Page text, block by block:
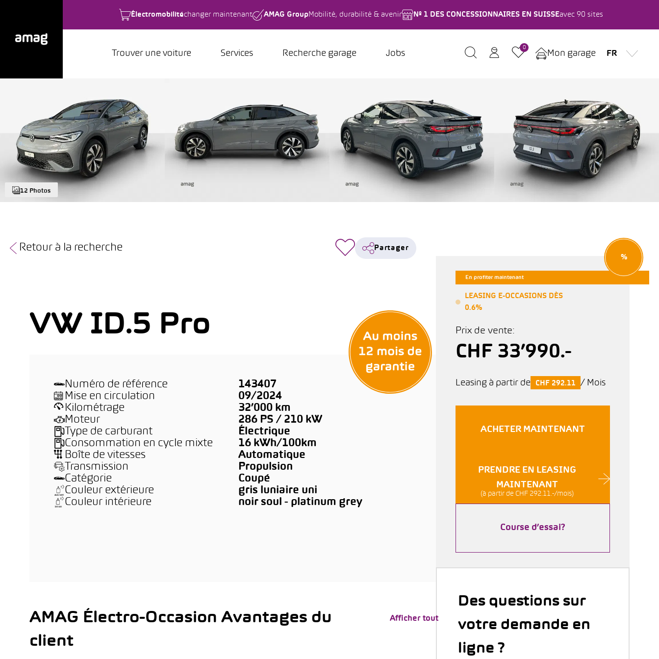
Électromobilitéchanger maintenant AMAG Group Mobilité, durabilité & avenir Nº 1 DES CONCESSIONNAIRES EN SUISSEavec 90 sites
Trouver une voiture Services Recherche garage Jobs
0
Mon garage FR
12 Photos
Retour à la recherche Partager
VW ID.5 Pro
Numéro de référence
143407
Mise en circulation
09/2024
Kilométrage
32’000 km
Moteur
286 PS / 210 kW
Type de carburant
Électrique
Consommation en cycle mixte
16 kWh/100km
Boîte de vitesses
Automatique
Transmission
Propulsion
Catégorie
Coupé
Couleur extérieure
gris luniaire uni
Couleur intérieure
noir soul - platinum grey
AMAG Électro-Occasion Avantages du
client
Afficher tout
En profiter maintenant
%
LEASING E-OCCASIONS DÈS
0.6%
Prix de vente:
CHF 33’990.-
Leasing à partir de CHF 292.11 / Mois
ACHETER MAINTENANT
PRENDRE EN LEASING
MAINTENANT
(à partir de CHF 292.11.-/mois)
Course d’essai?
Des questions sur
votre demande en
ligne ?